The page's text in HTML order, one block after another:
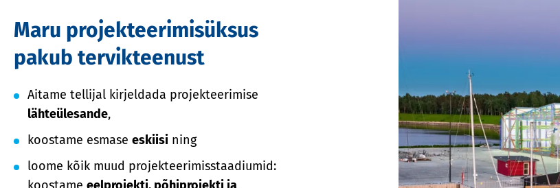
Maru projekteerimisüksus
pakub tervikteenust
Aitame tellijal kirjeldada projekteerimise
lähteülesande,
koostame esmase eskiisi ning
loome kõik muud projekteerimisstaadiumid: